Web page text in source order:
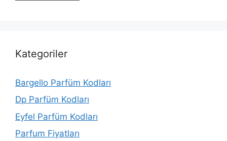
Kategoriler
Bargello Parfüm Kodları
Dp Parfüm Kodları
Eyfel Parfüm Kodları
Parfum Fiyatları